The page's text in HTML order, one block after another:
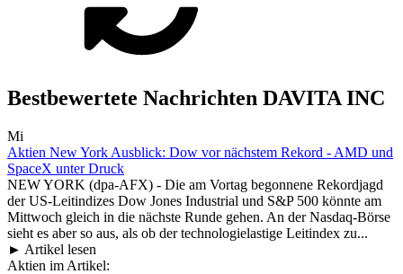
Bestbewertete Nachrichten DAVITA INC
Mi
Aktien New York Ausblick: Dow vor nächstem Rekord - AMD und
SpaceX unter Druck
NEW YORK (dpa-AFX) - Die am Vortag begonnene Rekordjagd
der US-Leitindizes Dow Jones Industrial und S&P 500 könnte am
Mittwoch gleich in die nächste Runde gehen. An der Nasdaq-Börse
sieht es aber so aus, als ob der technologielastige Leitindex zu...
► Artikel lesen
Aktien im Artikel: